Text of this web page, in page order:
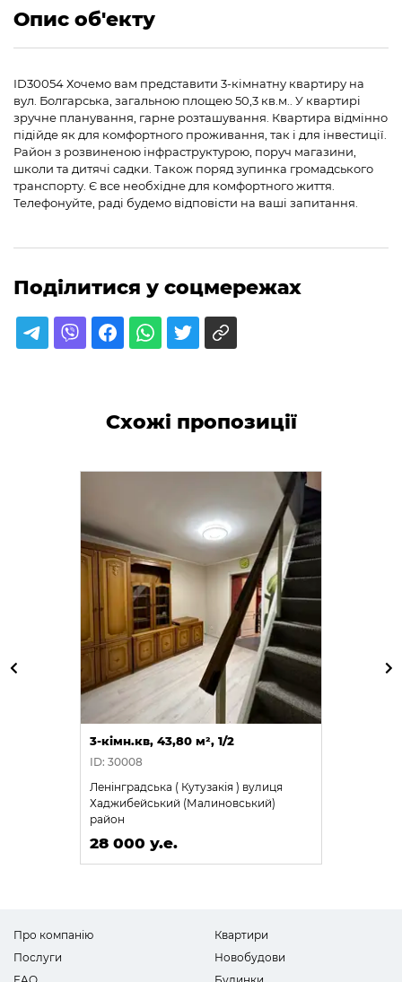
Опис об'екту
ID30054 Хочемо вам представити 3-кімнатну квартиру на
вул. Болгарська, загальною площею 50,3 кв.м.. У квартирі
зручне планування, гарне розташування. Квартира відмінно
підійде як для комфортного проживання, так і для інвестиції.
Район з розвиненою інфраструктурою, поруч магазини,
школи та дитячі садки. Також поряд зупинка громадського
транспорту. Є все необхідне для комфортного життя.
Телефонуйте, раді будемо відповісти на ваші запитання.
Поділитися у соцмережах
Схожі пропозиції
3-кімн.кв, 43,80 м², 1/2
ID: 30008
Ленінградська ( Кутузакія ) вулиця
Хаджибейський (Малиновський)
район
28 000 у.е.
Про компанію
Послуги
Квартири
Новобудови